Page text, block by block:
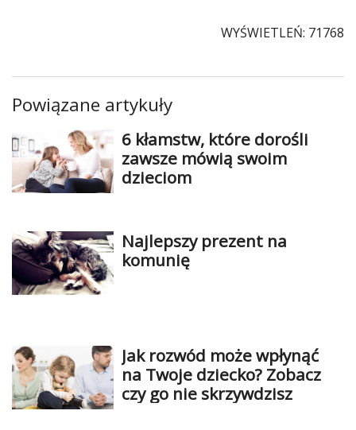
WYŚWIETLEŃ: 71768
Powiązane artykuły
6 kłamstw, które dorośli
zawsze mówią swoim
dzieciom
Najlepszy prezent na
komunię
Jak rozwód może wpłynąć
na Twoje dziecko? Zobacz
czy go nie skrzywdzisz